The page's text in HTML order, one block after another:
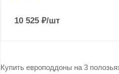
10 525 ₽/шт
Купить европоддоны на 3